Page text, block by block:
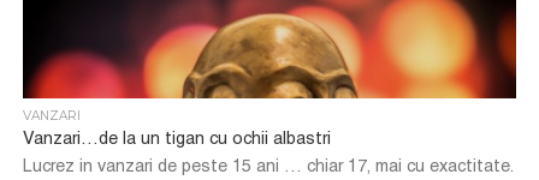
VANZARI
Vanzari…de la un tigan cu ochii albastri
Lucrez in vanzari de peste 15 ani … chiar 17, mai cu exactitate.